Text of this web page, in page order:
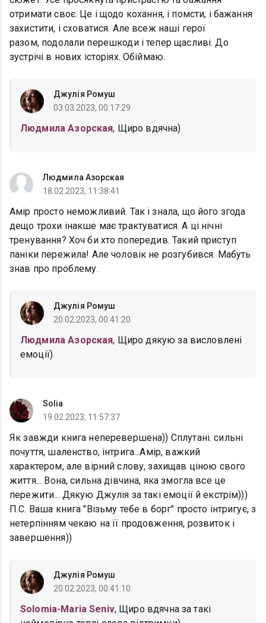
отримати своє. Це і щодо кохання, і помсти, і бажання
захистити, і сховатися. Але всеж наші герої
разом, подолали перешкоди і тепер щасливі. До
зустрічі в нових історіях. Обіймаю.
Джулія Ромуш
03.03.2023, 00:17:29
Людмила Азорская, Щиро вдячна)
Людмила Азорская
18.02.2023, 11:38:41
Амір просто неможливий. Так і знала, що його згода
дещо трохи інакше має трактуватися. А ці нічні
тренування? Хоч би хто попередив. Такий приступ
паніки пережила! Але чоловік не розгубився. Мабуть
знав про проблему.
Джулія Ромуш
20.02.2023, 00:41:20
Людмила Азорская, Щиро дякую за висловлені
емоції)
Solia
19.02.2023, 11:57:37
Як завжди книга неперевершена)) Сплутані. сильні
почуття, шаленство, інтрига...Амір, важкий
характером, але вірний слову, захищав ціною свого
життя... Вона, сильна дівчина, яка змогла все це
пережити... Дякую Джулія за такі емоції й екстрім)))
П.С. Ваша книга "Візьму тебе в борг" просто інтригує, з
нетерпінням чекаю на її продовження, розвиток і
завершення))
Джулія Ромуш
20.02.2023, 00:41:10
Solomia-Maria Seniv, Щиро вдячна за такі